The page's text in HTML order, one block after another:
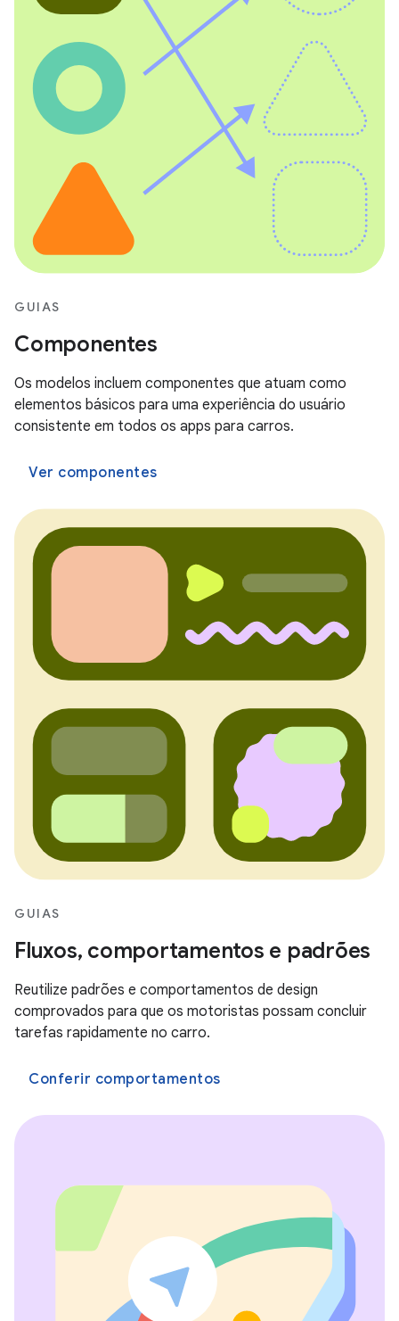
GUIAS
Componentes
Os modelos incluem componentes que atuam como
elementos básicos para uma experiência do usuário
consistente em todos os apps para carros.
Ver componentes
GUIAS
Fluxos, comportamentos e padrões
Reutilize padrões e comportamentos de design
comprovados para que os motoristas possam concluir
tarefas rapidamente no carro.
Conferir comportamentos